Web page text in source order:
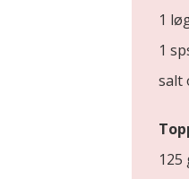
1
1
salt
125